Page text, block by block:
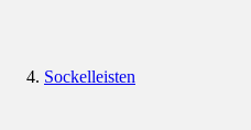
Sockelleisten